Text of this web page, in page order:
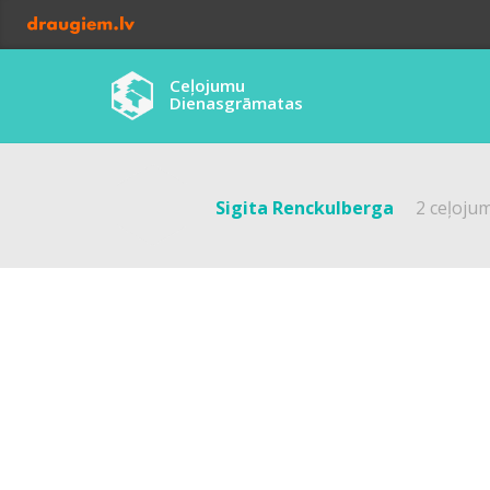
Ceļojumu
Dienasgrāmatas
Sigita Renckulberga 2